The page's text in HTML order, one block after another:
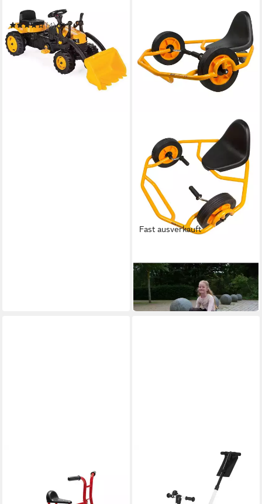
Go-Kart Active 07315
(4)
ab 59,90 € UVP99,90 €
-40%
in 6-7 Werktagen bei dir
Fast ausverkauft
Dreirad Liegedreirad
Circlecart
354,98 €
in 4-5 Werktagen bei dir